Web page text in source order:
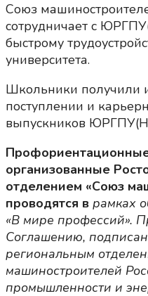
Союз
сотрудничает с
быстрому
университета.
Школьники получили
поступлении и
выпускников
организованные
отделением «Союз
проводятся в рамках
«В мире профессий».
Соглашению,
региональным
машиностроителей
промышленности и